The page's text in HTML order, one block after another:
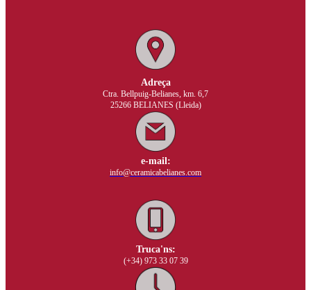
Adreça
Ctra. Bellpuig-Belianes, km. 6,7
25266 BELIANES (Lleida)
e-mail:
info@ceramicabelianes.com
Truca'ns:
(+34) 973 33 07 39